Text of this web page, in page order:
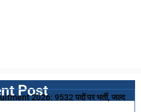
Post
2026: 9532 पदों पर भर्ती, जल्द